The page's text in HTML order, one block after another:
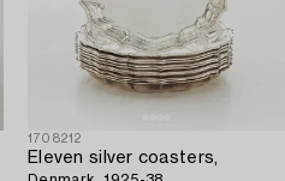
1708212
Eleven silver coasters,